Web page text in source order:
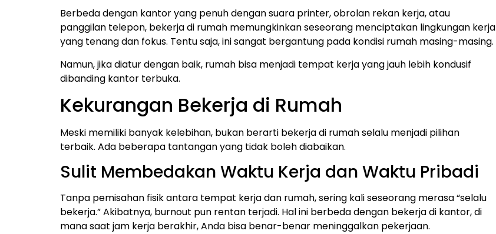
Berbeda dengan kantor yang penuh dengan suara printer, obrolan rekan kerja, atau
panggilan telepon, bekerja di rumah memungkinkan seseorang menciptakan lingkungan kerja
yang tenang dan fokus. Tentu saja, ini sangat bergantung pada kondisi rumah masing-masing.
Namun, jika diatur dengan baik, rumah bisa menjadi tempat kerja yang jauh lebih kondusif
dibanding kantor terbuka.
Kekurangan Bekerja di Rumah
Meski memiliki banyak kelebihan, bukan berarti bekerja di rumah selalu menjadi pilihan
terbaik. Ada beberapa tantangan yang tidak boleh diabaikan.
Sulit Membedakan Waktu Kerja dan Waktu Pribadi
Tanpa pemisahan fisik antara tempat kerja dan rumah, sering kali seseorang merasa “selalu
bekerja.” Akibatnya, burnout pun rentan terjadi. Hal ini berbeda dengan bekerja di kantor, di
mana saat jam kerja berakhir, Anda bisa benar-benar meninggalkan pekerjaan.